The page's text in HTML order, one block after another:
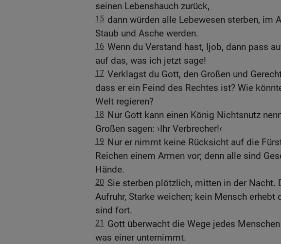
seinen Lebenshauch zurück,
15 dann würden alle Lebewesen sterben, im
Staub und Asche werden.
16 Wenn du Verstand hast, Ijob, dann pass
auf das, was ich jetzt sage!
17 Verklagst du Gott, den Großen und
dass er ein Feind des Rechtes ist? Wie
Welt regieren?
18 Nur Gott kann einen König Nichtsnutz
Großen sagen: ›Ihr Verbrecher!‹
19 Nur er nimmt keine Rücksicht auf die
Reichen einem Armen vor; denn alle sind
Hände.
20 Sie sterben plötzlich, mitten in der Nacht.
Aufruhr, Starke weichen; kein Mensch erhebt
sind fort.
21
Gott überwacht die Wege jedes
was einer unternimmt.